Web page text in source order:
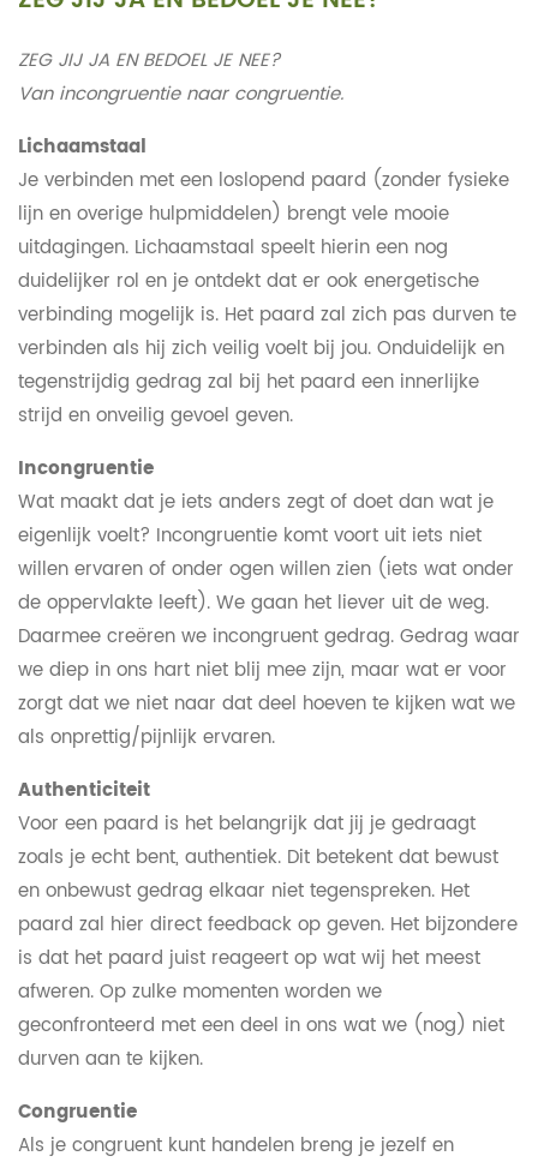
ZEG JIJ JA EN BEDOEL JE NEE?
Van incongruentie naar congruentie.
Lichaamstaal
Je verbinden met een loslopend paard (zonder fysieke
lijn en overige hulpmiddelen) brengt vele mooie
uitdagingen. Lichaamstaal speelt hierin een nog
duidelijker rol en je ontdekt dat er ook energetische
verbinding mogelijk is. Het paard zal zich pas durven te
verbinden als hij zich veilig voelt bij jou. Onduidelijk en
tegenstrijdig gedrag zal bij het paard een innerlijke
strijd en onveilig gevoel geven.
Incongruentie
Wat maakt dat je iets anders zegt of doet dan wat je
eigenlijk voelt? Incongruentie komt voort uit iets niet
willen ervaren of onder ogen willen zien (iets wat onder
de oppervlakte leeft). We gaan het liever uit de weg.
Daarmee creëren we incongruent gedrag. Gedrag waar
we diep in ons hart niet blij mee zijn, maar wat er voor
zorgt dat we niet naar dat deel hoeven te kijken wat we
als onprettig/pijnlijk ervaren.
Authenticiteit
Voor een paard is het belangrijk dat jij je gedraagt
zoals je echt bent, authentiek. Dit betekent dat bewust
en onbewust gedrag elkaar niet tegenspreken. Het
paard zal hier direct feedback op geven. Het bijzondere
is dat het paard juist reageert op wat wij het meest
afweren. Op zulke momenten worden we
geconfronteerd met een deel in ons wat we (nog) niet
durven aan te kijken.
Congruentie
Als je congruent kunt handelen breng je jezelf en